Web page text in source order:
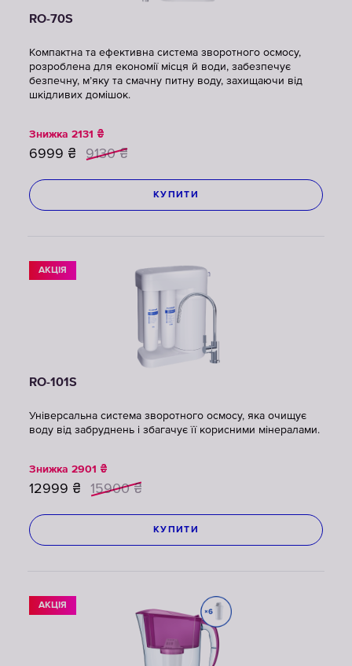
RO-70S
Компактна та ефективна система зворотного осмосу,
розроблена для економії місця й води, забезпечує
безпечну, м’яку та смачну питну воду, захищаючи від
шкідливих домішок.
Знижка 2131 ₴
6999 ₴ 9130 ₴
КУПИТИ
АКЦІЯ
RO-101S
Універсальна система зворотного осмосу, яка очищує
воду від забруднень і збагачує її корисними мінералами.
Знижка 2901 ₴
12999 ₴ 15900 ₴
КУПИТИ
АКЦІЯ